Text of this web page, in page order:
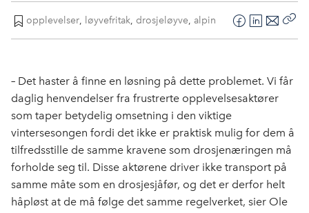
opplevelser, løyvefritak, drosjeløyve, alpin
F
e
b
o
L
k
e
I
E
o
s
– Det haster å finne en løsning på dette problemet. Vi får
daglig henvendelser fra frustrerte opplevelsesaktører
som taper betydelig omsetning i den viktige
vintersesongen fordi det ikke er praktisk mulig for dem å
tilfredsstille de samme kravene som drosjenæringen må
forholde seg til. Disse aktørene driver ikke transport på
samme måte som en drosjesjåfør, og det er derfor helt
håpløst at de må følge det samme regelverket, sier Ole